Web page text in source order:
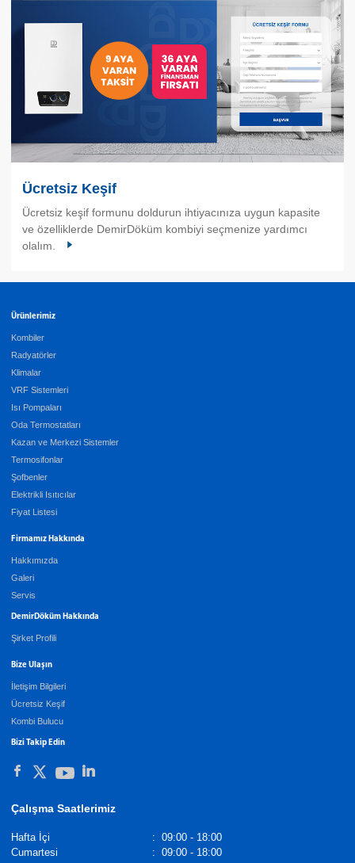
Ücretsiz Keşif
Ücretsiz keşif formunu doldurun ihtiyacınıza uygun kapasite
ve özelliklerde DemirDöküm kombiyi seçmenize yardımcı
olalım.
Ürünlerimiz
Kombiler
Radyatörler
Klimalar
VRF Sistemleri
Isı Pompaları
Oda Termostatları
Kazan ve Merkezi Sistemler
Termosifonlar
Şofbenler
Elektrikli Isıtıcılar
Fiyat Listesi
Firmamız Hakkında
Hakkımızda
Galeri
Servis
DemirDöküm Hakkında
Şirket Profili
Bize Ulaşın
İletişim Bilgileri
Ücretsiz Keşif
Kombi Bulucu
Bizi Takip Edin
Çalışma Saatlerimiz
Hafta İçi : 09:00 - 18:00
Cumartesi
: 09:00 - 18:00